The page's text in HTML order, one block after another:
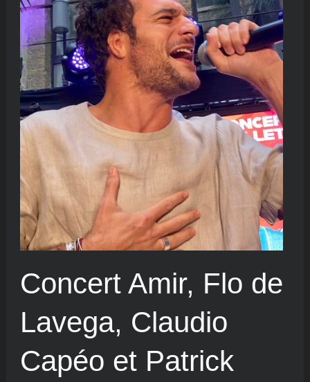
Concert Amir, Flo de
Lavega, Claudio
Capéo et Patrick